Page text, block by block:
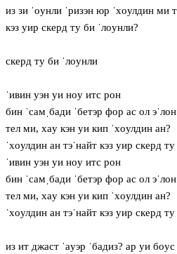
из зи ˈoунли ˈризэн юр ˈхoулдин ми
кэз уир скерд ту би ˈлoунли?
скерд ту би ˈлoунли
ˈивин уэн уи нoу итс рон
бин ˈсамˌбади ˈбетэр фор ас ол эˈлон
тел ми, хaу кэн уи кип ˈхoулдин ан?
ˈхoулдин ан тэˈнайт кэз уир скерд
ˈивин уэн уи нoу итс рон
бин ˈсамˌбади ˈбетэр фор ас ол эˈлон
тел ми, хaу кэн уи кип ˈхoулдин ан?
ˈхoулдин ан тэˈнайт кэз уир скерд
из ит джаст ˈaуэр ˈбадиз? ар уи